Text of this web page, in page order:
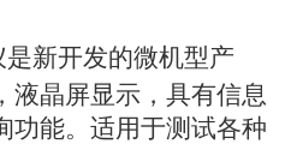
新开发的微机型产
液晶屏显示，具有信息
功能。适用于测试各种